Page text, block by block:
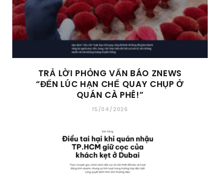
TRẢ LỜI PHỎNG VẤN BÁO ZNEWS
“ĐẾN LÚC HẠN CHẾ QUAY CHỤP Ở
QUÁN CÀ PHÊ!”
15/04/2026